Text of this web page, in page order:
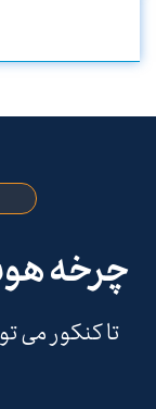
چرخه
تا کنکور می تونی ۱۲ بار این چرخه رو